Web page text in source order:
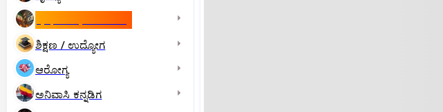
ಶಿಕ್ಷಣ / ಉದ್ಯೋಗ
ಆರೋಗ್ಯ
ಅನಿವಾಸಿ ಕನ್ನಡಿಗ